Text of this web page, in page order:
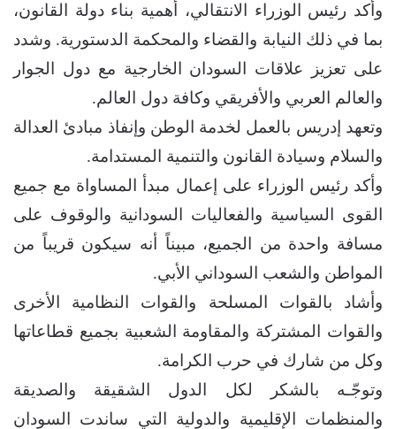
وأكد رئيس الوزراء الانتقالي، أهمية بناء دولة القانون،
بما في ذلك النيابة والقضاء والمحكمة الدستورية. وشدد
على تعزيز علاقات السودان الخارجية مع دول الجوار
والعالم العربي والأفريقي وكافة دول العالم.
وتعهد إدريس بالعمل لخدمة الوطن وإنفاذ مبادئ العدالة
والسلام وسيادة القانون والتنمية المستدامة.
وأكد رئيس الوزراء على إعمال مبدأ المساواة مع جميع
القوى السياسية والفعاليات السودانية والوقوف على
مسافة واحدة من الجميع، مبيناً أنه سيكون قريباً من
المواطن والشعب السوداني الأبي.
وأشاد بالقوات المسلحة والقوات النظامية الأخرى
والقوات المشتركة والمقاومة الشعبية بجميع قطاعاتها
وكل من شارك في حرب الكرامة.
وتوجّـه بالشكر لكل الدول الشقيقة والصديقة
والمنظمات الإقليمية والدولية التي ساندت السودان